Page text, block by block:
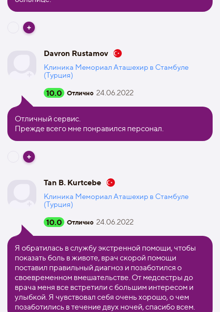
Davron Rustamov
Клиника Мемориал Аташехир в Стамбуле
(Турция)
10.0 Отлично 24.06.2022
Отличный сервис.
Прежде всего мне понравился персонал.
Tan B. Kurtcebe
Клиника Мемориал Аташехир в Стамбуле
(Турция)
10.0 Отлично 24.06.2022
Я обратилась в службу экстренной помощи, чтобы
показать боль в животе, врач скорой помощи
поставил правильный диагноз и позаботился о
своевременном вмешательстве. От медсестры до
врача меня все встретили с большим интересом и
улыбкой. Я чувствовал себя очень хорошо, о чем
позаботились в течение двух ночей, спасибо всем.